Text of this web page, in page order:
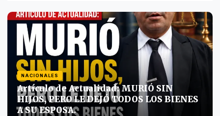
NACIONALES
Artículo de Actualidad: MURIÓ SIN
HIJOS, PERO LE DEJÓ TODOS LOS BIENES
A SU ESPOSA.